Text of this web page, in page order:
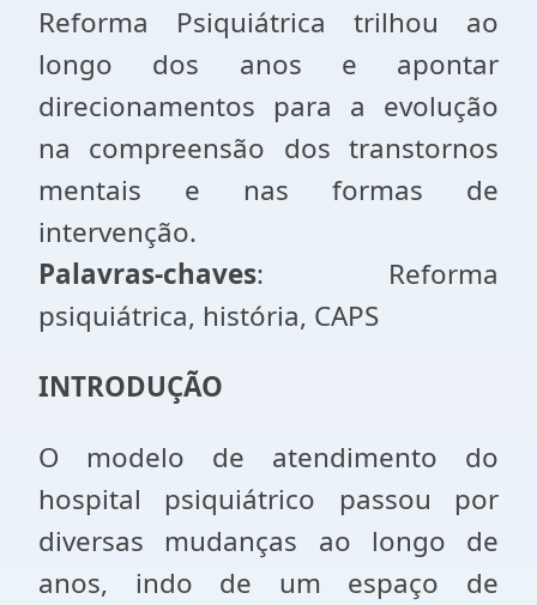
Reforma Psiquiátrica trilhou ao
longo dos anos e apontar
direcionamentos para a evolução
na compreensão dos transtornos
mentais e nas formas de
intervenção.
Palavras-chaves: Reforma
psiquiátrica, história, CAPS
INTRODUÇÃO
O modelo de atendimento do
hospital psiquiátrico passou por
diversas mudanças ao longo de
anos, indo de um espaço de